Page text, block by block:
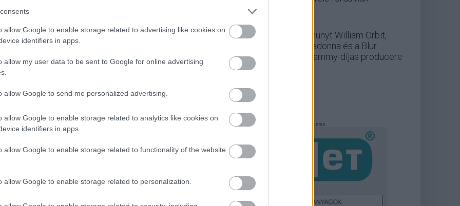
allow Google to enable storage related to advertising like cookies on
identifiers in apps.
allow my user data to be sent to Google for online advertising
allow Google to send me personalized advertising.
allow Google to enable storage related to analytics like cookies on
identifiers in apps.
allow Google to enable storage related to functionality of the website
allow Google to enable storage related to personalization.
a betekintési szögeket, a feketét és a kontrasztot
készülékei között, de ez nem azt jelenti azért,
a fókusz a felső és prémium kategóriában eltolódott
képfrissítés,
és videojátékok miatt lehet érdekes, a HDR-
tehát olyan készüléket választani, amely
alig akad olyan, amelyik mindet kezeli. Jelenleg
HDR10 szabványa áll szemben a Samsung saját
Elhunyt William Orbit,
Madonna és a Blur
Grammy-díjas producere
Hirdetés